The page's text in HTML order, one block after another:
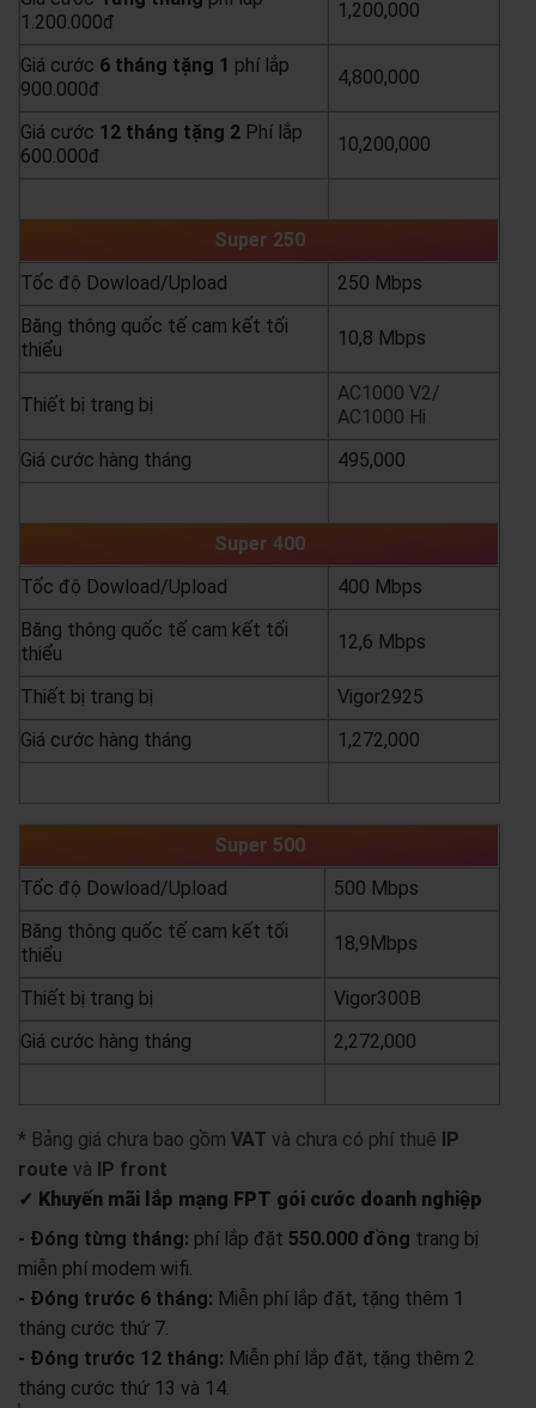
1.200.000đ
1,200,000
Giá cước 6 tháng tặng 1 phí lắp
900.000đ
4,800,000
Giá cước 12 tháng tặng 2 Phí lắp
600.000đ
10,200,000
Super 250
Tốc độ Dowload/Upload
250 Mbps
Băng thông quốc tế cam kết tối
thiểu
10,8 Mbps
Thiết bị trang bị
AC1000 V2/
AC1000 Hi
Giá cước hàng tháng
495,000
Super 400
Tốc độ Dowload/Upload
400 Mbps
Băng thông quốc tế cam kết tối
thiểu
12,6 Mbps
Thiết bị trang bị
Vigor2925
Giá cước hàng tháng
1,272,000
Super 500
Tốc độ Dowload/Upload
500 Mbps
Băng thông quốc tế cam kết tối
thiểu
18,9Mbps
Thiết bị trang bị
Vigor300B
Giá cước hàng tháng
2,272,000
* Bảng giá chưa bao gồm VAT và chưa có phí thuê IP
route và IP front
✓ Khuyến mãi lắp mạng FPT gói cước doanh nghiệp
- Đóng từng tháng: phí lắp đặt 550.000 đồng trang bị
miễn phí modem wifi.
- Đóng trước 6 tháng: Miễn phí lắp đặt, tặng thêm 1
tháng cước thứ 7.
- Đóng trước 12 tháng: Miễn phí lắp đặt, tặng thêm 2
tháng cước thứ 13 và 14.